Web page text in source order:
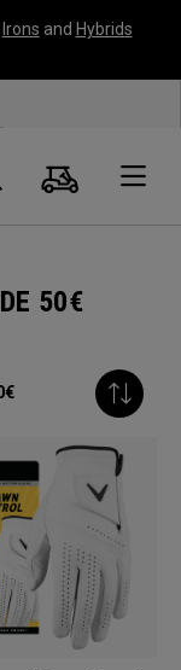
Irons and Hybrids
Panier
50€